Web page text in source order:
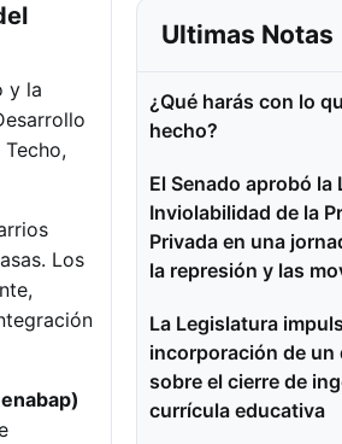
y la
Los
Ultimas Notas
¿Qué harás con lo
hecho?
El Senado aprobó la
Inviolabilidad de la
Privada en una
la represión y las
La Legislatura
incorporación de un
sobre el cierre de
currícula educativa